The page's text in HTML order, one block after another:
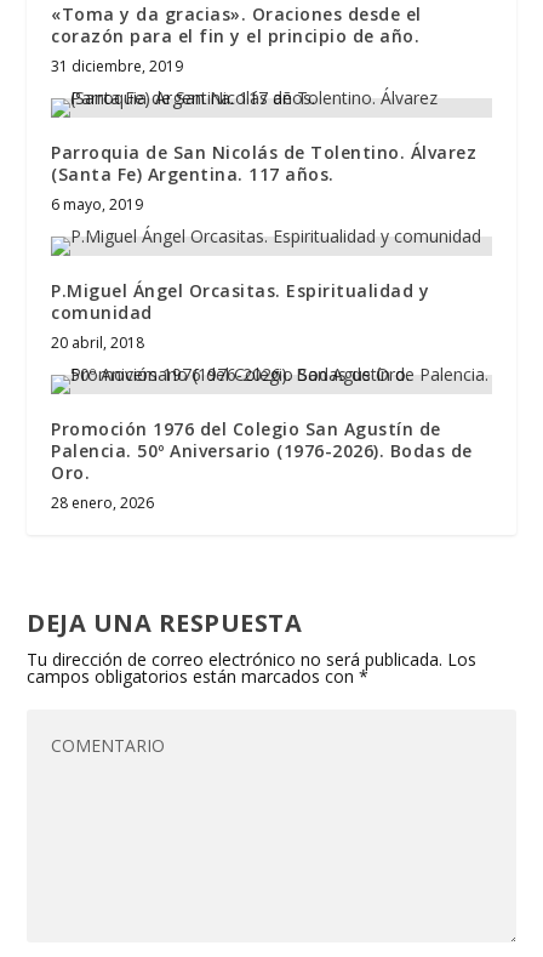
«Toma y da gracias». Oraciones desde el
corazón para el fin y el principio de año.
31 diciembre, 2019
Parroquia de San Nicolás de Tolentino. Álvarez
(Santa Fe) Argentina. 117 años.
6 mayo, 2019
P.Miguel Ángel Orcasitas. Espiritualidad y
comunidad
20 abril, 2018
Promoción 1976 del Colegio San Agustín de
Palencia. 50º Aniversario (1976-2026). Bodas de
Oro.
28 enero, 2026
DEJA UNA RESPUESTA
Tu dirección de correo electrónico no será publicada. Los
campos obligatorios están marcados con*